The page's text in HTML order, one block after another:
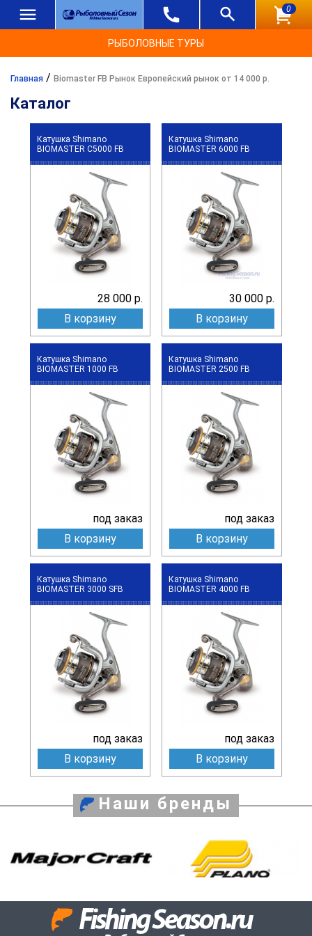
0
РЫБОЛОВНЫЕ ТУРЫ
Главная / Biomaster FB Рынок Европейский рынок от 14 000 р.
Каталог
Катушка Shimano
BIOMASTER C5000 FB
28 000 р.
В корзину
Катушка Shimano
BIOMASTER 6000 FB
30 000 р.
В корзину
Катушка Shimano
BIOMASTER 1000 FB
под заказ
В корзину
Катушка Shimano
BIOMASTER 2500 FB
под заказ
В корзину
Катушка Shimano
BIOMASTER 3000 SFB
под заказ
В корзину
Катушка Shimano
BIOMASTER 4000 FB
под заказ
В корзину
Наши бренды